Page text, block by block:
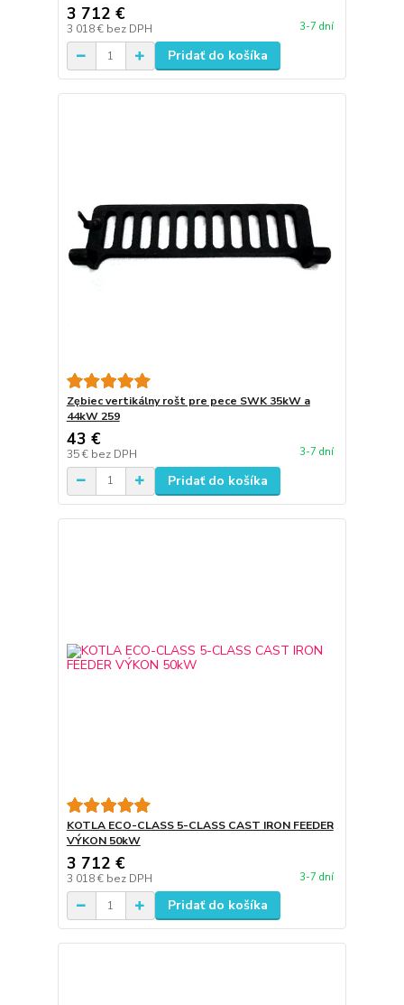
3 712 €
3 018 € bez DPH 3-7 dní
Pridať do košíka
Zębiec vertikálny rošt pre pece SWK 35kW a
44kW 259
43 €
35 € bez DPH 3-7 dní
Pridať do košíka
KOTLA ECO-CLASS 5-CLASS CAST IRON FEEDER
VÝKON 50kW
3 712 €
3 018 € bez DPH 3-7 dní
Pridať do košíka